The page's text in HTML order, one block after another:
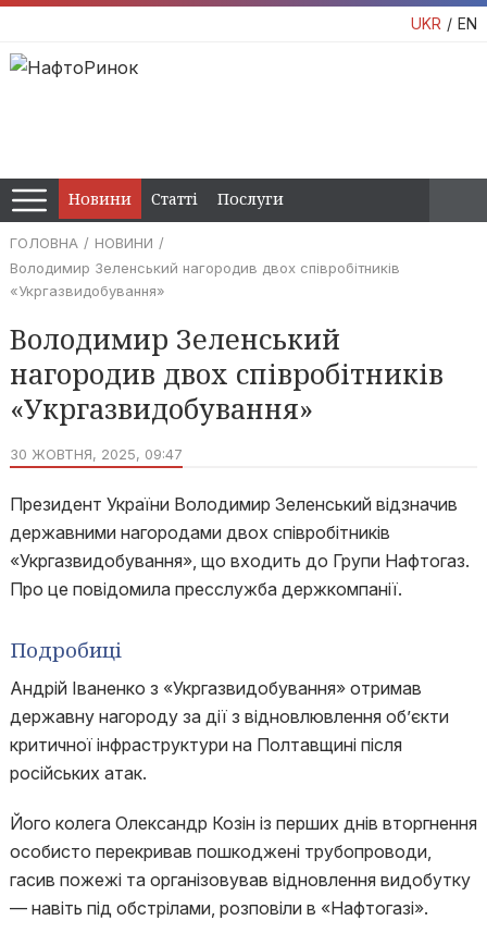
UKR EN
Новини Статті Послуги
ГОЛОВНА
НОВИНИ
Володимир Зеленський нагородив двох співробітників
«Укргазвидобування»
Володимир Зеленський
нагородив двох співробітників
«Укргазвидобування»
30 ЖОВТНЯ, 2025, 09:47
Президент України Володимир Зеленський відзначив
державними нагородами двох співробітників
«Укргазвидобування», що входить до Групи Нафтогаз.
Про це повідомила пресслужба держкомпанії.
Подробиці
Андрій Іваненко з «Укргазвидобування» отримав
державну нагороду за дії з відновлювлення об’єкти
критичної інфраструктури на Полтавщині після
російських атак.
Його колега Олександр Козін із перших днів вторгнення
особисто перекривав пошкоджені трубопроводи,
гасив пожежі та організовував відновлення видобутку
— навіть під обстрілами, розповіли в «Нафтогазі».